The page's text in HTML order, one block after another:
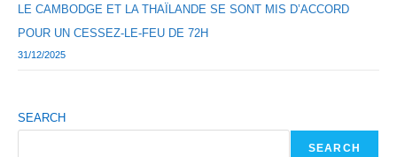
LE CAMBODGE ET LA THAÏLANDE SE SONT MIS D’ACCORD
POUR UN CESSEZ-LE-FEU DE 72H
31/12/2025
SEARCH
SEARCH